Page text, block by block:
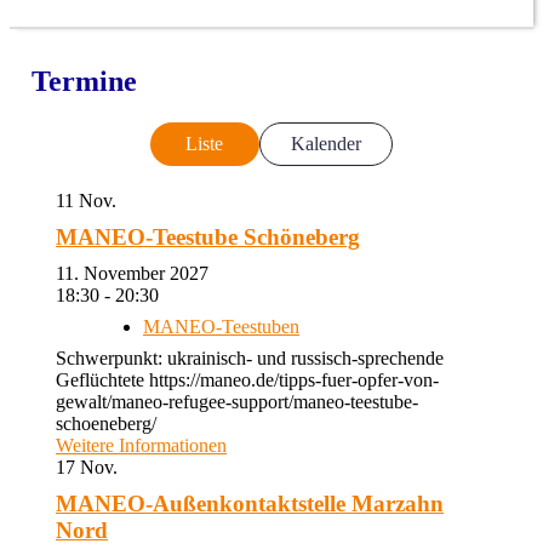
Termine
Liste Kalender
11 Nov.
MANEO-Teestube Schöneberg
11. November 2027
18:30 - 20:30
MANEO-Teestuben
Schwerpunkt: ukrainisch- und russisch-sprechende
Geflüchtete https://maneo.de/tipps-fuer-opfer-von-
gewalt/maneo-refugee-support/maneo-teestube-
schoeneberg/
Weitere Informationen
17 Nov.
MANEO-Außenkontaktstelle Marzahn
Nord